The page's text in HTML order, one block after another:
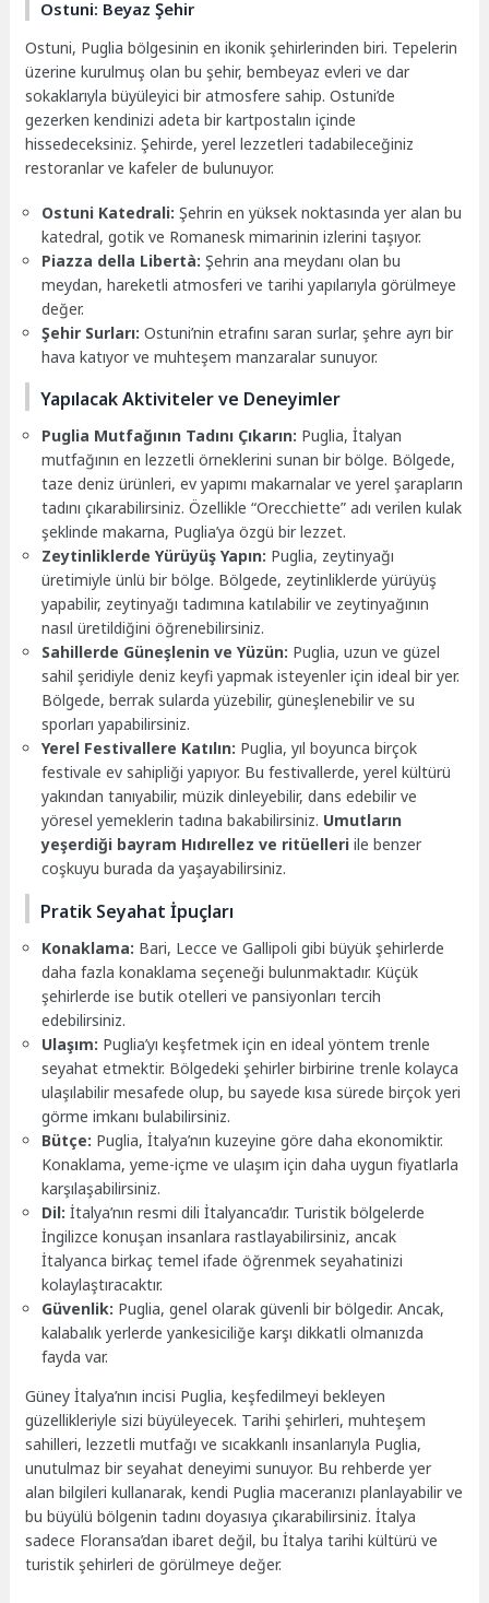
Ostuni: Beyaz Şehir
Ostuni, Puglia bölgesinin en ikonik şehirlerinden biri. Tepelerin
üzerine kurulmuş olan bu şehir, bembeyaz evleri ve dar
sokaklarıyla büyüleyici bir atmosfere sahip. Ostuni’de
gezerken kendinizi adeta bir kartpostalın içinde
hissedeceksiniz. Şehirde, yerel lezzetleri tadabileceğiniz
restoranlar ve kafeler de bulunuyor.
Ostuni Katedrali: Şehrin en yüksek noktasında yer alan bu
katedral, gotik ve Romanesk mimarinin izlerini taşıyor.
Piazza della Libertà: Şehrin ana meydanı olan bu
meydan, hareketli atmosferi ve tarihi yapılarıyla görülmeye
değer.
Şehir Surları: Ostuni’nin etrafını saran surlar, şehre ayrı bir
hava katıyor ve muhteşem manzaralar sunuyor.
Yapılacak Aktiviteler ve Deneyimler
Puglia Mutfağının Tadını Çıkarın: Puglia, İtalyan
mutfağının en lezzetli örneklerini sunan bir bölge. Bölgede,
taze deniz ürünleri, ev yapımı makarnalar ve yerel şarapların
tadını çıkarabilirsiniz. Özellikle “Orecchiette” adı verilen kulak
şeklinde makarna, Puglia’ya özgü bir lezzet.
Zeytinliklerde Yürüyüş Yapın: Puglia, zeytinyağı
üretimiyle ünlü bir bölge. Bölgede, zeytinliklerde yürüyüş
yapabilir, zeytinyağı tadımına katılabilir ve zeytinyağının
nasıl üretildiğini öğrenebilirsiniz.
Sahillerde Güneşlenin ve Yüzün: Puglia, uzun ve güzel
sahil şeridiyle deniz keyfi yapmak isteyenler için ideal bir yer.
Bölgede, berrak sularda yüzebilir, güneşlenebilir ve su
sporları yapabilirsiniz.
Yerel Festivallere Katılın: Puglia, yıl boyunca birçok
festivale ev sahipliği yapıyor. Bu festivallerde, yerel kültürü
yakından tanıyabilir, müzik dinleyebilir, dans edebilir ve
yöresel yemeklerin tadına bakabilirsiniz. Umutların
yeşerdiği bayram Hıdırellez ve ritüelleri ile benzer
coşkuyu burada da yaşayabilirsiniz.
Pratik Seyahat İpuçları
Konaklama: Bari, Lecce ve Gallipoli gibi büyük şehirlerde
daha fazla konaklama seçeneği bulunmaktadır. Küçük
şehirlerde ise butik otelleri ve pansiyonları tercih
edebilirsiniz.
Ulaşım: Puglia’yı keşfetmek için en ideal yöntem trenle
seyahat etmektir. Bölgedeki şehirler birbirine trenle kolayca
ulaşılabilir mesafede olup, bu sayede kısa sürede birçok yeri
görme imkanı bulabilirsiniz.
Bütçe: Puglia, İtalya’nın kuzeyine göre daha ekonomiktir.
Konaklama, yeme-içme ve ulaşım için daha uygun fiyatlarla
karşılaşabilirsiniz.
Dil: İtalya’nın resmi dili İtalyanca’dır. Turistik bölgelerde
İngilizce konuşan insanlara rastlayabilirsiniz, ancak
İtalyanca birkaç temel ifade öğrenmek seyahatinizi
kolaylaştıracaktır.
Güvenlik: Puglia, genel olarak güvenli bir bölgedir. Ancak,
kalabalık yerlerde yankesiciliğe karşı dikkatli olmanızda
fayda var.
Güney İtalya’nın incisi Puglia, keşfedilmeyi bekleyen
güzellikleriyle sizi büyüleyecek. Tarihi şehirleri, muhteşem
sahilleri, lezzetli mutfağı ve sıcakkanlı insanlarıyla Puglia,
unutulmaz bir seyahat deneyimi sunuyor. Bu rehberde yer
alan bilgileri kullanarak, kendi Puglia maceranızı planlayabilir ve
bu büyülü bölgenin tadını doyasıya çıkarabilirsiniz. İtalya
sadece Floransa’dan ibaret değil, bu İtalya tarihi kültürü ve
turistik şehirleri de görülmeye değer.